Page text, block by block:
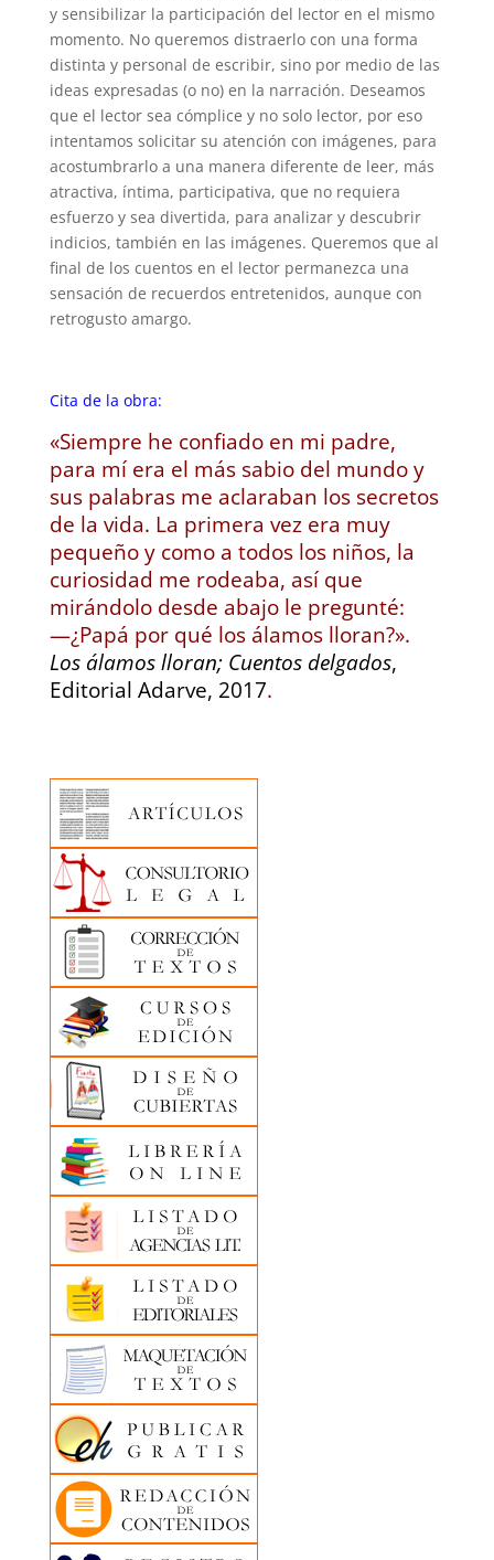
y sensibilizar la participación del lector en el mismo
momento. No queremos distraerlo con una forma
distinta y personal de escribir, sino por medio de las
ideas expresadas (o no) en la narración. Deseamos
que el lector sea cómplice y no solo lector, por eso
intentamos solicitar su atención con imágenes, para
acostumbrarlo a una manera diferente de leer, más
atractiva, íntima, participativa, que no requiera
esfuerzo y sea divertida, para analizar y descubrir
indicios, también en las imágenes. Queremos que al
final de los cuentos en el lector permanezca una
sensación de recuerdos entretenidos, aunque con
retrogusto amargo.
Cita de la obra:
«Siempre he confiado en mi padre,
para mí era el más sabio del mundo y
sus palabras me aclaraban los secretos
de la vida. La primera vez era muy
pequeño y como a todos los niños, la
curiosidad me rodeaba, así que
mirándolo desde abajo le pregunté:
—¿Papá por qué los álamos lloran?».
Los álamos lloran; Cuentos delgados,
Editorial Adarve, 2017.